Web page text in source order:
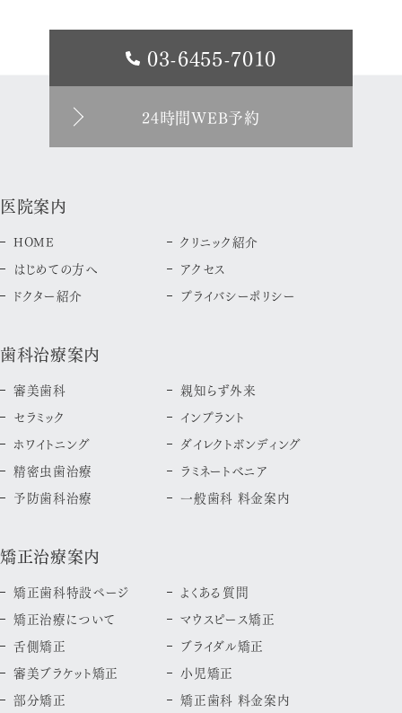
03-6455-7010
24時間WEB予約
医院案内
HOME
はじめての方へ
ドクター紹介
クリニック紹介
アクセス
プライバシーポリシー
歯科治療案内
審美歯科
セラミック
ホワイトニング
精密虫歯治療
予防歯科治療
親知らず外来
インプラント
ダイレクトボンディング
ラミネートべニア
一般歯科 料金案内
矯正治療案内
矯正歯科特設ページ
矯正治療について
舌側矯正
審美ブラケット矯正
部分矯正
よくある質問
マウスピース矯正
ブライダル矯正
小児矯正
矯正歯科 料金案内